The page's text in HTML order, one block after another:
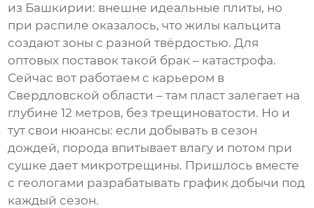
из Башкирии: внешне идеальные плиты, но
при распиле оказалось, что жилы кальцита
создают зоны с разной твёрдостью. Для
оптовых поставок такой брак – катастрофа.
Сейчас вот работаем с карьером в
Свердловской области – там пласт залегает на
глубине 12 метров, без трещиноватости. Но и
тут свои нюансы: если добывать в сезон
дождей, порода впитывает влагу и потом при
сушке дает микротрещины. Пришлось вместе
с геологами разрабатывать график добычи под
каждый сезон.